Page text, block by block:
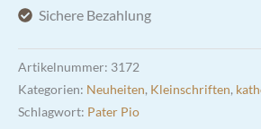
Sichere Bezahlung
Artikelnummer: 3172
Kategorien: Neuheiten, Kleinschriften,
Schlagwort: Pater Pio